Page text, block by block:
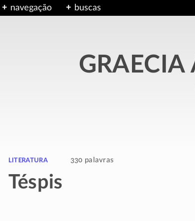
navegação buscas
literatura 330 palavras
Téspis